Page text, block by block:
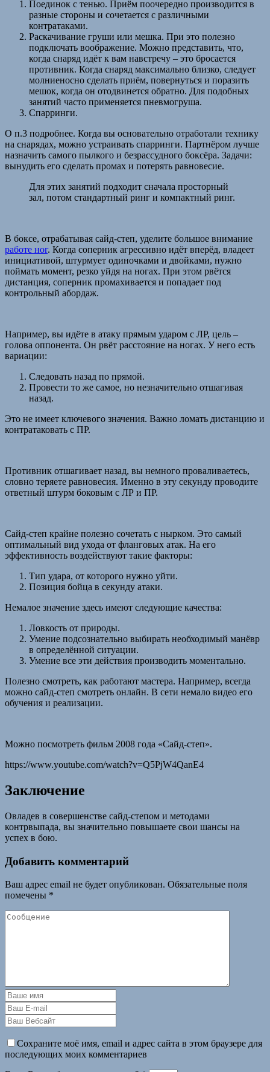
Поединок с тенью. Приём поочередно производится в
разные стороны и сочетается с различными
контратаками.
Раскачивание груши или мешка. При это полезно
подключать воображение. Можно представить, что,
когда снаряд идёт к вам навстречу – это бросается
противник. Когда снаряд максимально близко, следует
молниеносно сделать приём, повернуться и поразить
мешок, когда он отодвинется обратно. Для подобных
занятий часто применяется пневмогруша.
Спарринги.
О п.3 подробнее. Когда вы основательно отработали технику
на снарядах, можно устраивать спарринги. Партнёром лучше
назначить самого пылкого и безрассудного боксёра. Задачи:
вынудить его сделать промах и потерять равновесие.
Для этих занятий подходит сначала просторный
зал, потом стандартный ринг и компактный ринг.
В боксе, отрабатывая сайд-степ, уделите большое внимание
работе ног. Когда соперник агрессивно идёт вперёд, владеет
инициативой, штурмует одиночками и двойками, нужно
поймать момент, резко уйдя на ногах. При этом рвётся
дистанция, соперник промахивается и попадает под
контрольный абордаж.
Например, вы идёте в атаку прямым ударом с ЛР, цель –
голова оппонента. Он рвёт расстояние на ногах. У него есть
вариации:
Следовать назад по прямой.
Провести то же самое, но незначительно отшагивая
назад.
Это не имеет ключевого значения. Важно ломать дистанцию и
контратаковать с ПР.
Противник отшагивает назад, вы немного проваливаетесь,
словно теряете равновесия. Именно в эту секунду проводите
ответный штурм боковым с ЛР и ПР.
Сайд-степ крайне полезно сочетать с нырком. Это самый
оптимальный вид ухода от фланговых атак. На его
эффективность воздействуют такие факторы:
Тип удара, от которого нужно уйти.
Позиция бойца в секунду атаки.
Немалое значение здесь имеют следующие качества:
Ловкость от природы.
Умение подсознательно выбирать необходимый манёвр
в определённой ситуации.
Умение все эти действия производить моментально.
Полезно смотреть, как работают мастера. Например, всегда
можно сайд-степ смотреть онлайн. В сети немало видео его
обучения и реализации.
Можно посмотреть фильм 2008 года «Сайд-степ».
https://www.youtube.com/watch?v=Q5PjW4QanE4
Заключение
Овладев в совершенстве сайд-степом и методами
контрвыпада, вы значительно повышаете свои шансы на
успех в бою.
Добавить комментарий
Ваш адрес email не будет опубликован. Обязательные поля
помечены *
Сохраните моё имя, email и адрес сайта в этом браузере для
последующих моих комментариев